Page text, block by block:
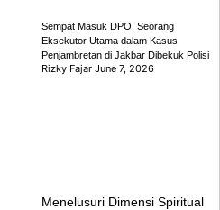
Sempat Masuk DPO, Seorang
Eksekutor Utama dalam Kasus
Penjambretan di Jakbar Dibekuk Polisi
Rizky FajarJune 7, 2026
Menelusuri Dimensi Spiritual